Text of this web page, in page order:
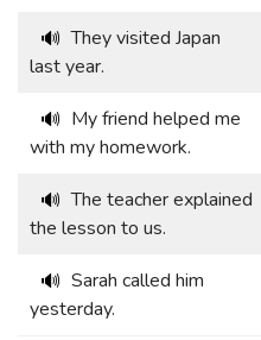
🔊 They visited Japan
last year.
🔊 My friend helped me
with my homework.
🔊 The teacher explained
the lesson to us.
🔊 Sarah called him
yesterday.